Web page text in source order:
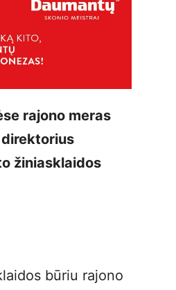
rajono meras
žiniasklaidos
būriu rajono